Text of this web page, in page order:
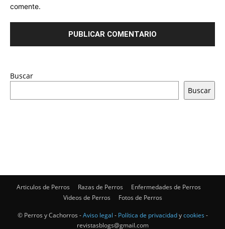
comente.
Buscar
Buscar
Articulos de Perros Razas de Perros
Enfermedades de Perros
Videos de Perros
Fotos de Perros
© Perros y Cachorros -Aviso legal - Política de privacidadycookies -
revistasblogs@gmail.com